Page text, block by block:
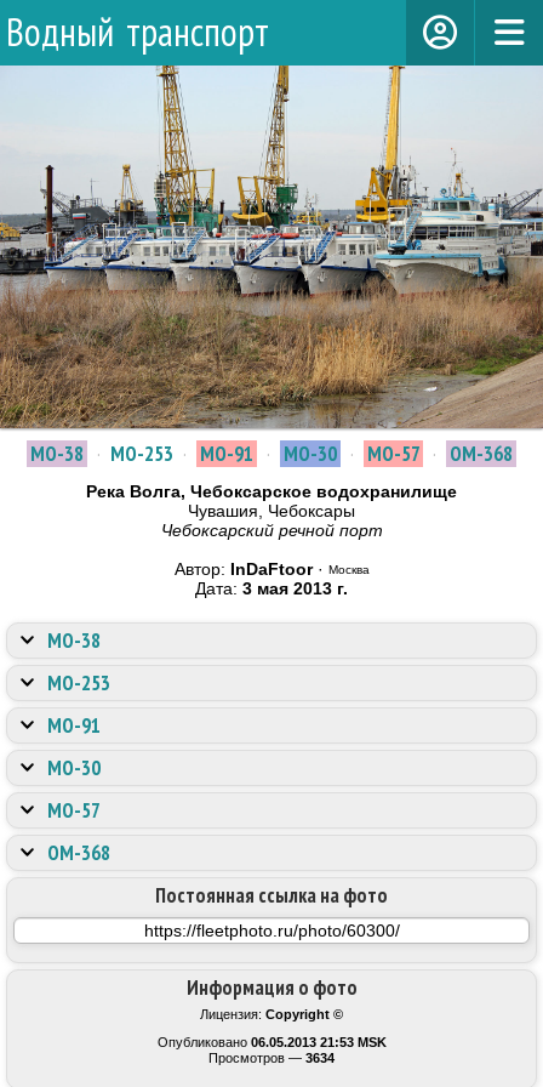
Водный транспорт
МО-38 · МО-253 · МО-91 · МО-30 · МО-57 · ОМ-368
Река Волга, Чебоксарское водохранилище
Чувашия, Чебоксары
Чебоксарский речной порт
Автор: InDaFtoor· Москва
Дата: 3 мая 2013 г.
Информация о фото
Лицензия: Copyright ©
Опубликовано 06.05.2013 21:53 MSK
Просмотров — 3634
Постоянная ссылка на фото
МО-38
МО-253
МО-91
МО-30
МО-57
ОМ-368